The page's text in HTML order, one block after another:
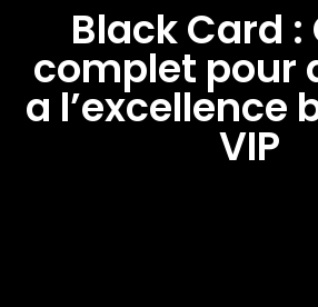
Black Card :
complet pour
a l’excellence
VIP